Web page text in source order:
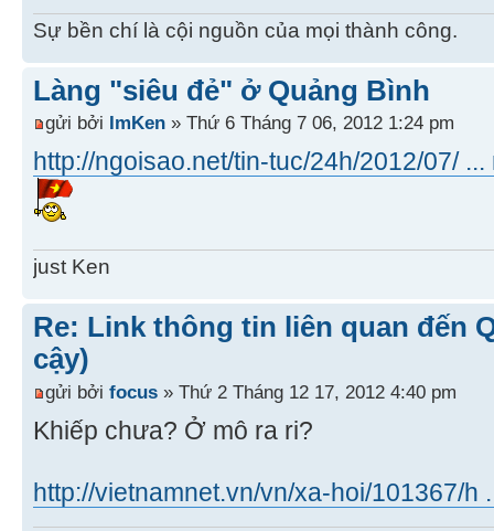
Sự bền chí là cội nguồn của mọi thành công.
Làng "siêu đẻ" ở Quảng Bình
gửi bởi ImKen » Thứ 6 Tháng 7 06, 2012 1:24 pm
http://ngoisao.net/tin-tuc/24h/2012/07/
just Ken
Re: Link thông tin liên quan đến
cậy)
gửi bởi focus » Thứ 2 Tháng 12 17, 2012 4:40 pm
Khiếp chưa? Ở mô ra ri?
http://vietnamnet.vn/vn/xa-hoi/101367/h